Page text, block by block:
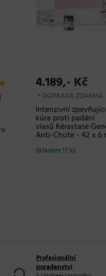
4.189,- Kč
+ DOPRAVA ZDARMA
Intenzivní zpevňující
kúra proti padání
vlasů Kérastase
Anti-Chute - 42 x 6 ml
Skladem 17 ks
Profesionální
poradenství